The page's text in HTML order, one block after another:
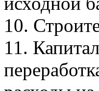
10.
11.